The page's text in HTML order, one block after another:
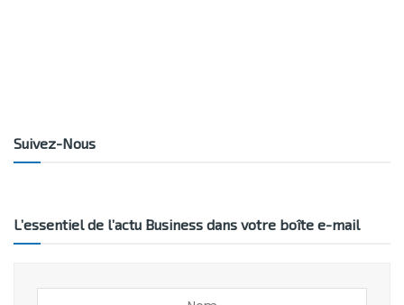
Suivez-Nous
L’essentiel de l’actu Business dans votre boîte e-mail